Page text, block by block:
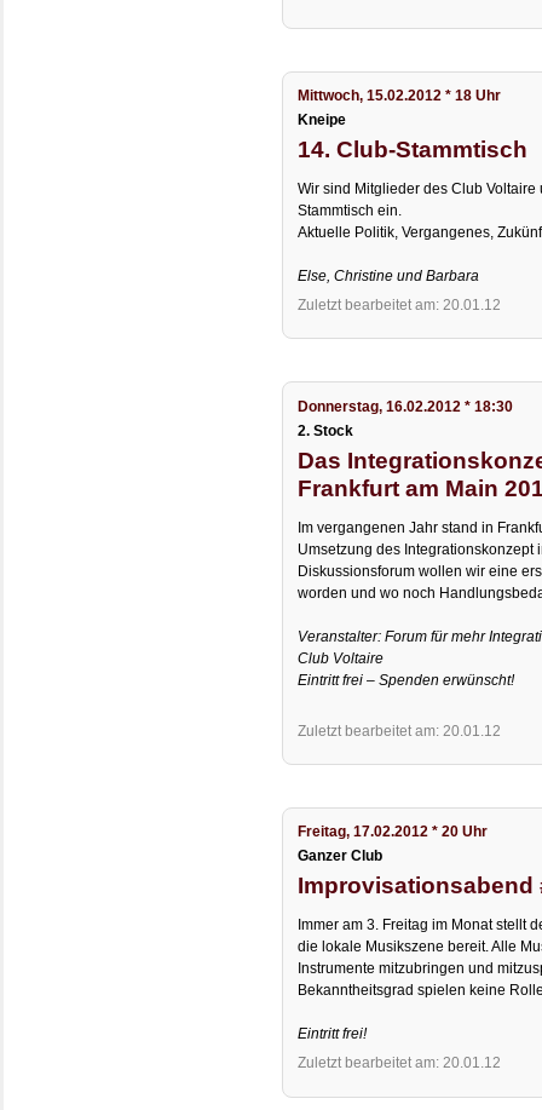
Mittwoch, 15.02.2012 * 18 Uhr
Kneipe
14. Club-Stammtisch
Wir sind Mitglieder des Club
Stammtisch ein.
Aktuelle Politik, Vergangenes,
Else, Christine und Barbara
Zuletzt bearbeitet am: 20.01.12
Donnerstag, 16.02.2012 * 18:30
2. Stock
Das
Frankfurt am Main
Im vergangenen Jahr stand in
Umsetzung des Integrationskonzept
Diskussionsforum wollen wir eine
worden und wo noch
Veranstalter: Forum für mehr
Club Voltaire
Eintritt frei – Spenden erwünscht!
Zuletzt bearbeitet am: 20.01.12
Freitag, 17.02.2012 * 20 Uhr
Ganzer Club
Improvisationsabend
Immer am 3. Freitag im Monat stellt
die lokale Musikszene bereit. Alle
Instrumente mitzubringen und
Bekanntheitsgrad spielen keine
Eintritt frei!
Zuletzt bearbeitet am: 20.01.12